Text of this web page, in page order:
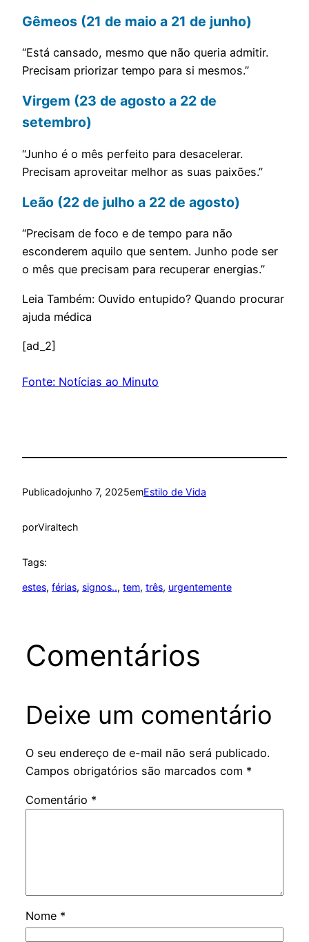
Gêmeos (21 de maio a 21 de junho)
“Está cansado, mesmo que não queria admitir.
Precisam priorizar tempo para si mesmos.”
Virgem (23 de agosto a 22 de
setembro)
“Junho é o mês perfeito para desacelerar.
Precisam aproveitar melhor as suas paixões.”
Leão (22 de julho a 22 de agosto)
“Precisam de foco e de tempo para não
esconderem aquilo que sentem. Junho pode ser
o mês que precisam para recuperar energias.”
Leia Também: Ouvido entupido? Quando procurar
ajuda médica
[ad_2]
Fonte: Notícias ao Minuto
Publicadojunho 7, 2025emEstilo de Vida
porViraltech
Tags:
estes, férias, signos.., tem, três, urgentemente
Comentários
Deixe um comentário
O seu endereço de e-mail não será publicado.
Campos obrigatórios são marcados com *
Comentário *
Nome *